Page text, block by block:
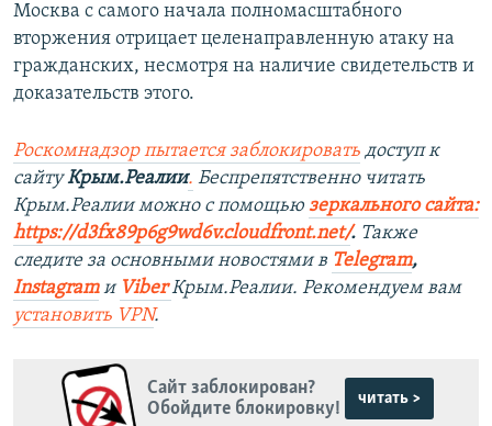
Москва с самого начала полномасштабного
вторжения отрицает целенаправленную атаку на
гражданских, несмотря на наличие свидетельств и
доказательств этого.
Роскомнадзор пытается заблокировать доступ к
сайтуКрым.Реалии. Беспрепятственно читать
Крым.Реалии можно с помощью зеркального сайта:
https://d3fx89p6g9wd6v.cloudfront.net/. ​ Также
следите за основными новостями в Telegram,
Instagram и ViberКрым.Реалии. Рекомендуем вам
установить VPN.
Сайт заблокирован?
Обойдите блокировку!
читать >